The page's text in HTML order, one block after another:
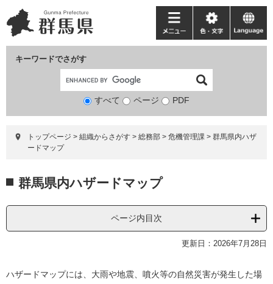
ー
ジ
ニ
ュ
て
キーワードでさがす
検
象
すべて ページ PDF
メ
ニ
ー
色・
文
language
トップページ > 組織からさがす > 総務部 > 危機管理課 > 群馬県内ハザ
ードマップ
文 群馬県内ハザードマップ
ページ内目次
更新日：2026年7月28日
ハザードマップには、大雨や地震、噴火等の自然災害が発生した場